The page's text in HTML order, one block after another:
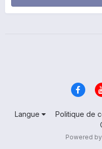
Langue Politique de
Powered